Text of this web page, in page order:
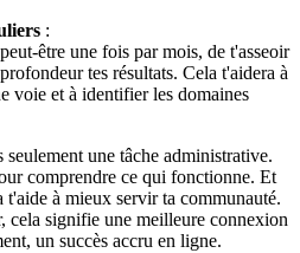
:
être une fois par mois, de t'asseoir
tes résultats. Cela t'aidera à
voie et à identifier les domaines
seulement une tâche administrative.
comprendre ce qui fonctionne. Et
à mieux servir ta communauté.
cela signifie une meilleure connexion
un succès accru en ligne.